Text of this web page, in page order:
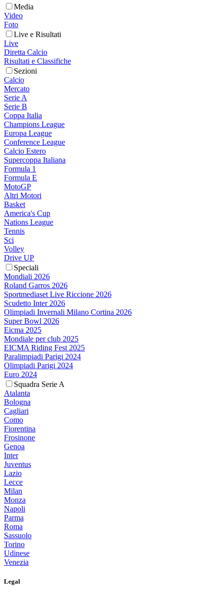
Media
Video
Foto
Live e Risultati
Live
Diretta Calcio
Risultati e Classifiche
Sezioni
Calcio
Mercato
Serie A
Serie B
Coppa Italia
Champions League
Europa League
Conference League
Calcio Estero
Supercoppa Italiana
Formula 1
Formula E
MotoGP
Altri Motori
Basket
America's Cup
Nations League
Tennis
Sci
Volley
Drive UP
Speciali
Mondiali 2026
Roland Garros 2026
Sportmediaset Live Riccione 2026
Scudetto Inter 2026
Olimpiadi Invernali Milano Cortina 2026
Super Bowl 2026
Eicma 2025
Mondiale per club 2025
EICMA Riding Fest 2025
Paralimpiadi Parigi 2024
Olimpiadi Parigi 2024
Euro 2024
Squadra Serie A
Atalanta
Bologna
Cagliari
Como
Fiorentina
Frosinone
Genoa
Inter
Juventus
Lazio
Lecce
Milan
Monza
Napoli
Parma
Roma
Sassuolo
Torino
Udinese
Venezia
Legal